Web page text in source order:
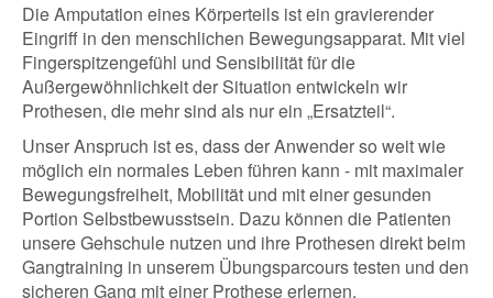
Die Amputation eines Körperteils ist ein gravierender
Eingriff in den menschlichen Bewegungsapparat. Mit viel
Fingerspitzengefühl und Sensibilität für die
Außergewöhnlichkeit der Situation entwickeln wir
Prothesen, die mehr sind als nur ein „Ersatzteil“.
Unser Anspruch ist es, dass der Anwender so weit wie
möglich ein normales Leben führen kann - mit maximaler
Bewegungsfreiheit, Mobilität und mit einer gesunden
Portion Selbstbewusstsein. Dazu können die Patienten
unsere Gehschule nutzen und ihre Prothesen direkt beim
Gangtraining in unserem Übungsparcours testen und den
sicheren Gang mit einer Prothese erlernen.